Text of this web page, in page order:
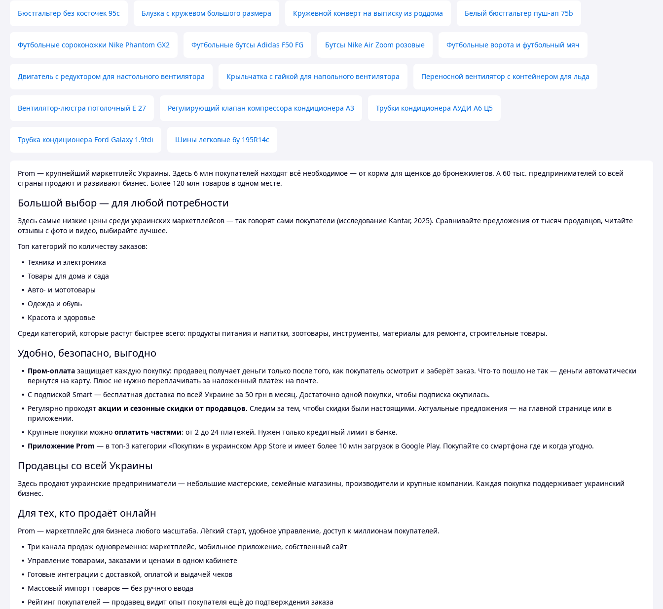
Бюстгальтер без косточек 95с Блузка с кружевом большого размера Кружевной конверт на выписку из роддома Белый бюстгальтер пуш-ап 75b
Футбольные сороконожки Nike Phantom GX2 Футбольные бутсы Adidas F50 FG Бутсы Nike Air Zoom розовые Футбольные ворота и футбольный мяч
Двигатель с редуктором для настольного вентилятора Крыльчатка с гайкой для напольного вентилятора Переносной вентилятор с контейнером для льда
Вентилятор-люстра потолочный E 27 Регулирующий клапан компрессора кондиционера А3 Трубки кондиционера АУДИ А6 Ц5
Трубка кондиционера Ford Galaxy 1.9tdi Шины легковые бу 195R14c
Prom — крупнейший маркетплейс Украины. Здесь 6 млн покупателей находят всё необходимое — от корма для щенков до бронежилетов. А 60 тыс. предпринимателей со всей
страны продают и развивают бизнес. Более 120 млн товаров в одном месте.
Большой выбор — для любой потребности
Здесь самые низкие цены среди украинских маркетплейсов — так говорят сами покупатели (исследование Kantar, 2025). Сравнивайте предложения от тысяч продавцов, читайте
отзывы с фото и видео, выбирайте лучшее.
Топ категорий по количеству заказов:
Техника и электроника
Товары для дома и сада
Авто- и мототовары
Одежда и обувь
Красота и здоровье
Среди категорий, которые растут быстрее всего: продукты питания и напитки, зоотовары, инструменты, материалы для ремонта, строительные товары.
Удобно, безопасно, выгодно
Пром-оплата защищает каждую покупку: продавец получает деньги только после того, как покупатель осмотрит и заберёт заказ. Что-то пошло не так — деньги автоматически
вернутся на карту. Плюс не нужно переплачивать за наложенный платёж на почте.
С подпиской Smart — бесплатная доставка по всей Украине за 50 грн в месяц. Достаточно одной покупки, чтобы подписка окупилась.
Регулярно проходят акции и сезонные скидки от продавцов. Следим за тем, чтобы скидки были настоящими. Актуальные предложения — на главной странице или в
приложении.
Крупные покупки можно оплатить частями: от 2 до 24 платежей. Нужен только кредитный лимит в банке.
Приложение Prom — в топ-3 категории «Покупки» в украинском App Store и имеет более 10 млн загрузок в Google Play. Покупайте со смартфона где и когда угодно.
Продавцы со всей Украины
Здесь продают украинские предприниматели — небольшие мастерские, семейные магазины, производители и крупные компании. Каждая покупка поддерживает украинский
бизнес.
Для тех, кто продаёт онлайн
Prom — маркетплейс для бизнеса любого масштаба. Лёгкий старт, удобное управление, доступ к миллионам покупателей.
Три канала продаж одновременно: маркетплейс, мобильное приложение, собственный сайт
Управление товарами, заказами и ценами в одном кабинете
Готовые интеграции с доставкой, оплатой и выдачей чеков
Массовый импорт товаров — без ручного ввода
Рейтинг покупателей — продавец видит опыт покупателя ещё до подтверждения заказа